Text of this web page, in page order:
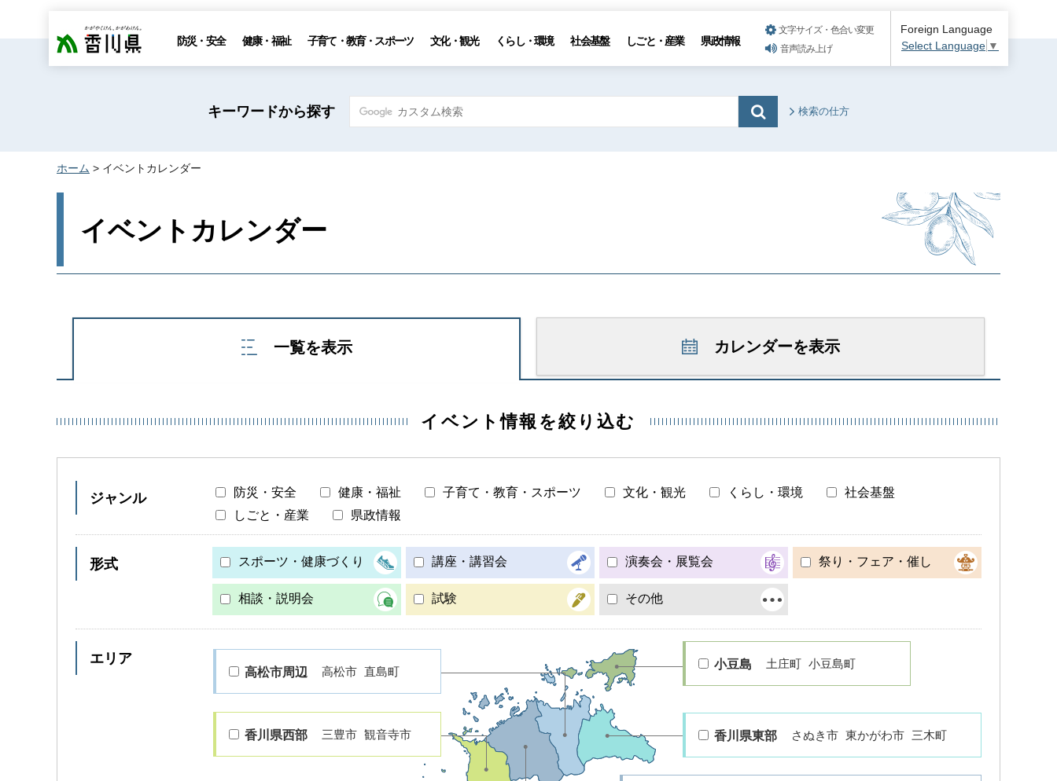
香川県 防災・安全 健康・福祉 子育て・教育・スポーツ 文化・観光 くらし・環境 社会基盤 しごと・産業 県政情報
文字サイズ・色合い変更
音声読み上げ
Foreign Language
Select Language ▼
キーワードから探す 検索の仕方
ホーム > イベントカレンダー
イベントカレンダー
一覧を表示 カレンダーを表示
イベント情報を絞り込む
ジャンル 防災・安全 健康・福祉 子育て・教育・スポーツ 文化・観光 くらし・環境
社会基盤
しごと・産業
県政情報
形式 スポーツ・健康づくり 講座・講習会 演奏会・展覧会 祭り・フェア・催し
相談・説明会 試験 その他
エリア
高松市周辺 高松市 直島町
香川県東部 さぬき市 東かがわ市 三木町
香川県西部 三豊市 観音寺市
小豆島 土庄町 小豆島町